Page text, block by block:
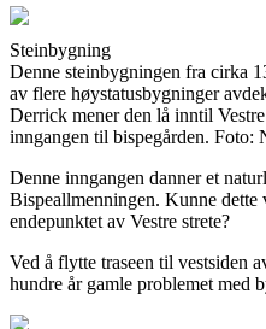
Steinbygning
Denne steinbygningen fra cirka
av flere høystatusbygninger
Derrick mener den lå inntil
inngangen til bispegården. Foto:
Denne inngangen danner et
Bispeallmenningen. Kunne
endepunktet av Vestre strete?
Ved å flytte traseen til vestsiden
hundre år gamle problemet med